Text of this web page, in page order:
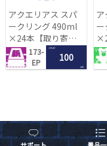
アクエリアス スパ
ークリング 490ml
×24本【取り寄せ
入荷後次第発送】
173-
EP
1 PLAY
100
LRC
入